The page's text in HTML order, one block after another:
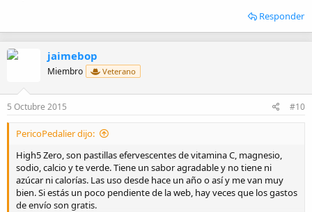
Responder
jaimebop
Miembro Veterano
5 Octubre 2015 #10
PericoPedalier dijo:
High5 Zero, son pastillas efervescentes de vitamina C, magnesio,
sodio, calcio y te verde. Tiene un sabor agradable y no tiene ni
azúcar ni calorías. Las uso desde hace un año o así y me van muy
bien. Si estás un poco pendiente de la web, hay veces que los gastos
de envío son gratis.